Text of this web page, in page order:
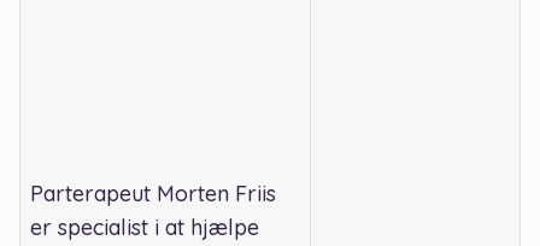
Parterapeut Morten Friis
er specialist i at hjælpe